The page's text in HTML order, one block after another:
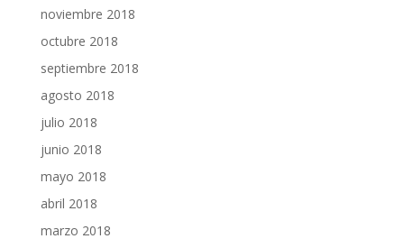
noviembre 2018
octubre 2018
septiembre 2018
agosto 2018
julio 2018
junio 2018
mayo 2018
abril 2018
marzo 2018